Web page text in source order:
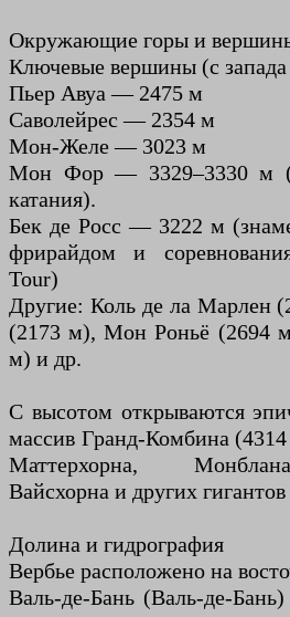
Окружающие горы и
Ключевые вершины (с запада
Пьер Авуа — 2475 м
Саволейрес — 2354 м
Мон-Желе — 3023 м
Мон Фор — 3329–3330 м
катания).
Бек де Росс — 3222 м
фрирайдом и
Tour)
Другие: Коль де ла Марлен
(2173 м), Мон Роньё (2694
м) и др.
С высотом открываются
массив Гранд-Комбина
Маттерхорна,
Вайсхорна и других
Долина и гидрография
Вербье расположено на
Валь-де-Бань (Валь-де-